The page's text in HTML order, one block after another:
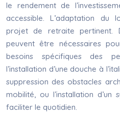
le rendement de
accessible. L’adaptation du
projet de retraite pertinent.
peuvent être nécessaires
besoins spécifiques des
l’installation d’une douche à
suppression des obstacles
mobilité, ou l’installation
faciliter le quotidien.